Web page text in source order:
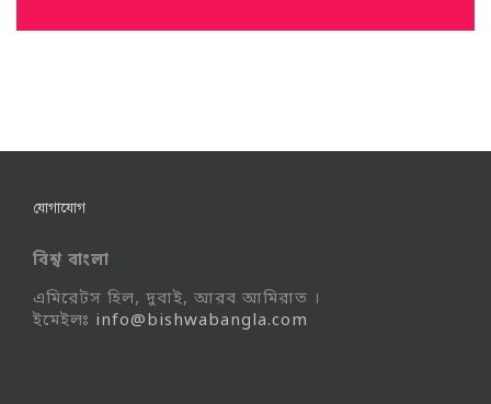
যোগাযোগ
বিশ্ব বাংলা
এমিরেটস হিল, দুবাই, আরব আমিরাত ।
ইমেইলঃ info@bishwabangla.com